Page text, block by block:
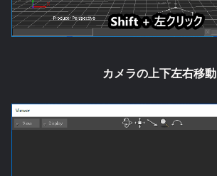
カメラの上下左右移動